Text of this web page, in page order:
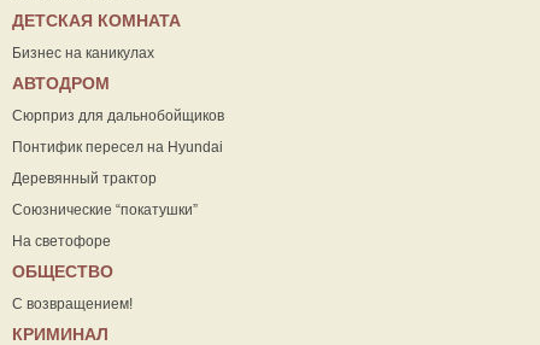
ДЕТСКАЯ КОМНАТА
Бизнес на каникулах
АВТОДРОМ
Сюрприз для дальнобойщиков
Понтифик пересел на Hyundai
Деревянный трактор
Союзнические “покатушки”
На светофоре
ОБЩЕСТВО
С возвращением!
КРИМИНАЛ